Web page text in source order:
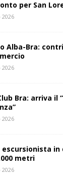
per San
2026
Alba-Bra:
2026
Bra: arriva il
2026
escursionista
metri
2026